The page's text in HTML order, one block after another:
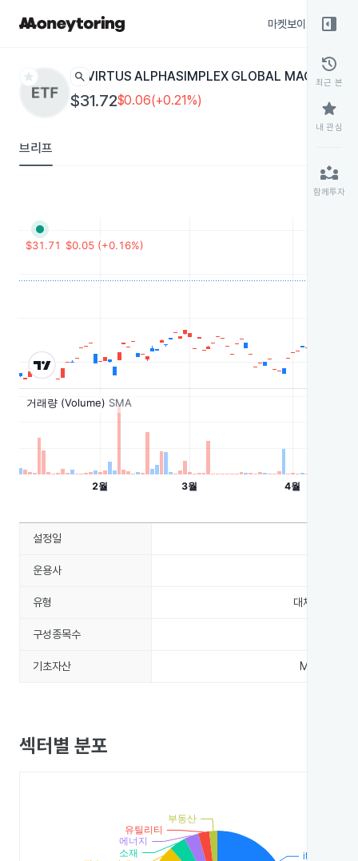
마켓보이스
star search VIRTUS ALPHASIMPLEX GLOBAL MACRO ASGM
$31.72$0.06(+0.21%)
브리프
right_panel_open
history
최근 본
star
내 관심
partner_exchange
함께투자